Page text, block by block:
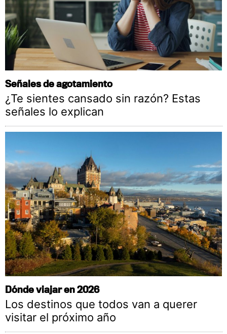
Señales de agotamiento
¿Te sientes cansado sin razón? Estas
señales lo explican
Dónde viajar en 2026
Los destinos que todos van a querer
visitar el próximo año